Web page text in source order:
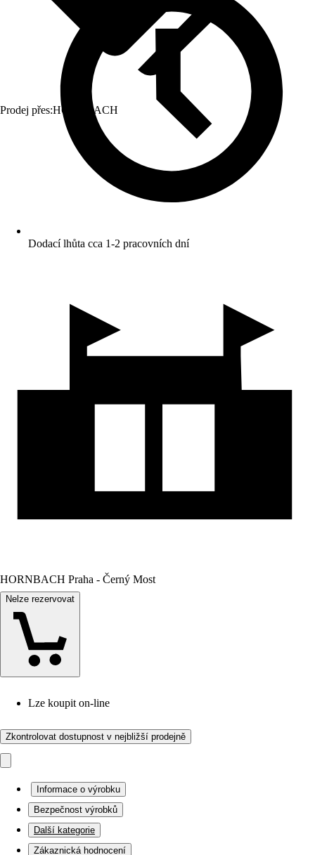
Prodej přes:HORNBACH
Dodací lhůta cca 1-2 pracovních dní
HORNBACH Praha - Černý Most
Nelze rezervovat
Lze koupit on-line
Zkontrolovat dostupnost v nejbližší prodejně
Informace o výrobku
Bezpečnost výrobků
Další kategorie
Zákaznická hodnocení